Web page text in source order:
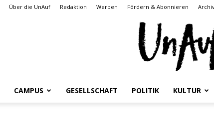
Über die UnAuf Redaktion Werben Fördern & Abonnieren
CAMPUS GESELLSCHAFT POLITIK KULTUR